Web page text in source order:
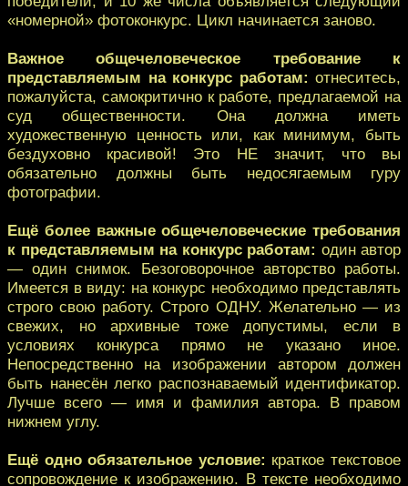
«номерной» фотоконкурс. Цикл начинается заново.
Важное общечеловеческое требование к
представляемым на конкурс работам: отнеситесь,
пожалуйста, самокритично к работе, предлагаемой на
суд общественности. Она должна иметь
художественную ценность или, как минимум, быть
бездуховно красивой! Это НЕ значит, что вы
обязательно должны быть недосягаемым гуру
фотографии.
Ещё более важные общечеловеческие требования
к представляемым на конкурс работам: один автор
— один снимок. Безоговорочное авторство работы.
Имеется в виду: на конкурс необходимо представлять
строго свою работу. Строго ОДНУ. Желательно — из
свежих, но архивные тоже допустимы, если в
условиях конкурса прямо не указано иное.
Непосредственно на изображении автором должен
быть нанесён легко распознаваемый идентификатор.
Лучше всего — имя и фамилия автора. В правом
нижнем углу.
Ещё одно обязательное условие: краткое текстовое
сопровождение к изображению. В тексте необходимо